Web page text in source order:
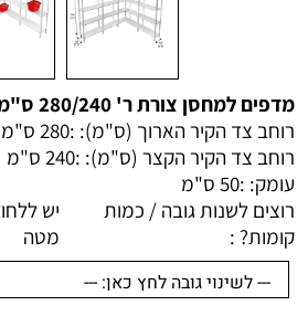
מדפים למחסן צורת ר' 280/240 ס"מ עומק 50 ס"מ
רוחב צד הקיר הארוך (ס"מ): :280 ס"מ
רוחב צד הקיר הקצר (ס"מ): :240 ס"מ
עומק: :50 ס"מ
רוצים לשנות גובה / כמות
קומות? :
יש
מטה